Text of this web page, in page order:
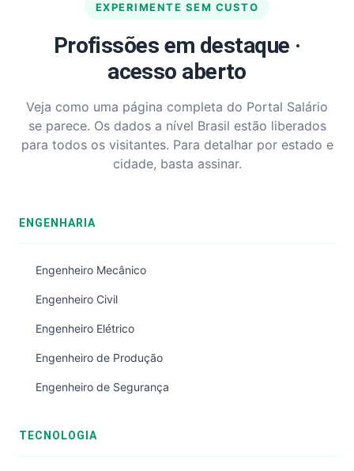
EXPERIMENTE SEM CUSTO
Profissões em destaque ·
acesso aberto
Veja como uma página completa do Portal Salário
se parece. Os dados a nível Brasil estão liberados
para todos os visitantes. Para detalhar por estado e
cidade, basta assinar.
ENGENHARIA
Engenheiro Mecânico
Engenheiro Civil
Engenheiro Elétrico
Engenheiro de Produção
Engenheiro de Segurança
TECNOLOGIA